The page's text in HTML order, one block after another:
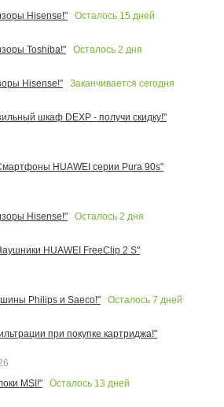
Hisense!"
Осталось 15 дней
Toshiba!"
Осталось 2 дня
Hisense!"
Заканчивается сегодня
шкаф DEXP - получи скидку!"
HUAWEI серии Pura 90s"
Hisense!"
Осталось 2 дня
HUAWEI FreeClip 2 S"
Philips и Saeco!"
Осталось 7 дней
при покупке картриджа!"
MSI!"
Осталось 13 дней